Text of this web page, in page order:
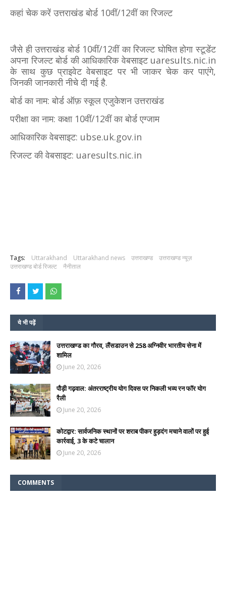
कहां चेक करें उत्तराखंड बोर्ड 10वीं/12वीं का रिजल्ट
जैसे ही उत्तराखंड बोर्ड 10वीं/12वीं का रिजल्ट घोषित होगा स्टूडेंट
अपना रिजल्ट बोर्ड की आधिकारिक वेबसाइट uaresults.nic.in
के साथ कुछ प्राइवेट वेबसाइट पर भी जाकर चेक कर पाएंगे,
जिनकी जानकारी नीचे दी गई है.
बोर्ड का नाम: बोर्ड ऑफ़ स्कूल एजुकेशन उत्तराखंड
परीक्षा का नाम: कक्षा 10वीं/12वीं का बोर्ड एग्जाम
आधिकारिक वेबसाइट: ubse.uk.gov.in
रिजल्ट की वेबसाइट: uaresults.nic.in
Tags: Uttarakhand Uttarakhand news उत्तराखण्ड
उत्तराखण्ड न्यूज़
उत्तराखण्ड बोर्ड रिजल्ट
नैनीताल
ये भी पढ़ें
उत्तराखण्ड का गौरव, लैंसडाउन से 258 अग्निवीर भारतीय सेना में
शामिल
June 20, 2026
पौड़ी गढ़वाल: अंतरराष्ट्रीय योग दिवस पर निकली भव्य रन फॉर योग
रैली
June 20, 2026
कोटद्वार: सार्वजनिक स्थानों पर शराब पीकर हुड़दंग मचाने वालों पर हुई
कार्रवाई, 3 के कटे चालान
June 20, 2026
COMMENTS